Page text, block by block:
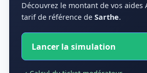
Découvrez le montant de vos aides
tarif de référence de Sarthe.
Lancer la simulation